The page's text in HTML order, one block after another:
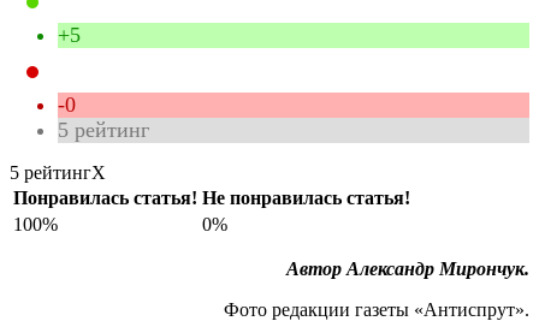
+5
-0
5 рейтинг
5 рейтингX
Понравилась статья! Не понравилась статья!
100%
0%
Автор Александр Мирончук.
Фото редакции газеты «Антиспрут».